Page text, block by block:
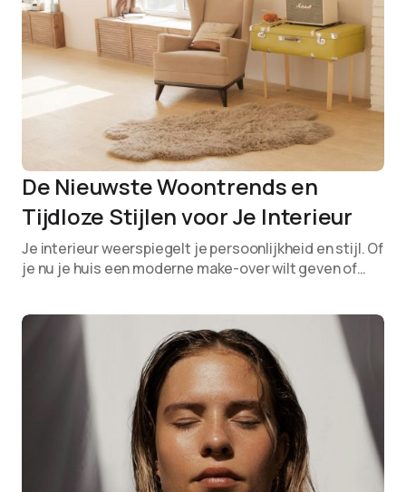
De Nieuwste Woontrends en
Tijdloze Stijlen voor Je Interieur
Je interieur weerspiegelt je persoonlijkheid en stijl. Of
je nu je huis een moderne make-over wilt geven of…